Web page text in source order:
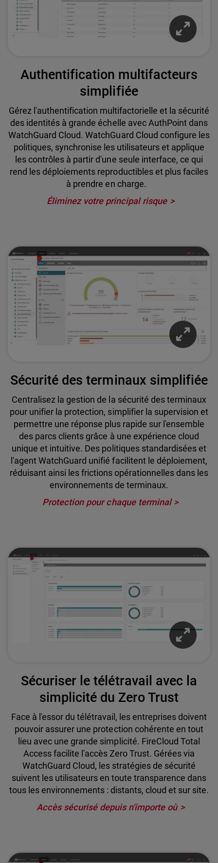
Authentification multifacteurs
simplifiée
Gérez l'authentification multifactorielle et la sécurité
des identités à grande échelle avec AuthPoint dans
WatchGuard Cloud. WatchGuard Cloud configure les
politiques, synchronise les utilisateurs et applique
les contrôles à partir d'une seule interface, ce qui
rend les déploiements reproductibles et plus faciles
à prendre en charge.
Éliminez votre principal risque
Sécurité des terminaux simplifiée
Centralisez la gestion de la sécurité des terminaux
pour unifier la protection, simplifier la supervision et
permettre une réponse plus rapide sur l'ensemble
des parcs clients grâce à une expérience cloud
unique et intuitive. Des politiques standardisées et
l'agent WatchGuard unifié facilitent le déploiement,
réduisant ainsi les frictions opérationnelles dans les
environnements de terminaux.
Protection pour chaque terminal
Sécuriser le télétravail avec la
simplicité du Zero Trust
Face à l'essor du télétravail, les entreprises doivent
pouvoir assurer une protection cohérente en tout
lieu avec une grande simplicité. FireCloud Total
Access facilite l'accès Zero Trust. Gérées via
WatchGuard Cloud, les stratégies de sécurité
suivent les utilisateurs en toute transparence dans
tous les environnements : distants, cloud et sur site.
Accès sécurisé depuis n'importe où